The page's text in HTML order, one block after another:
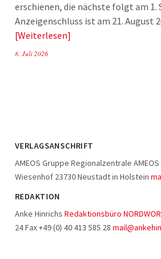
erschienen, die nächste folgt am 1.
Anzeigenschluss ist am 21.
Weiterlesen
8. Juli 2026
VERLAGSANSCHRIFT
AMEOS Gruppe Regionalzentrale
Wiesenhof 23730 Neustadt in Holstein
REDAKTION
Anke Hinrichs Redaktionsbüro
24 Fax +49 (0) 40 413 585 28